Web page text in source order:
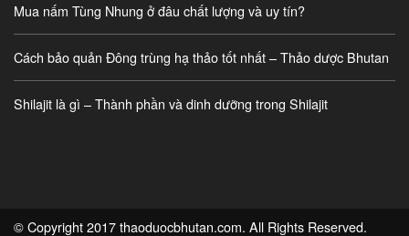
Mua nấm Tùng Nhung ở đâu chất lượng và uy tín?
Cách bảo quản Đông trùng hạ thảo tốt nhất – Thảo dược Bhutan
Shilajit là gì – Thành phần và dinh dưỡng trong Shilajit
© Copyright 2017 thaoduocbhutan.com. All Rights Reserved.